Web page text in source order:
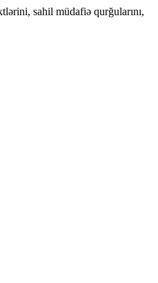
sahil müdafiə qurğularını,